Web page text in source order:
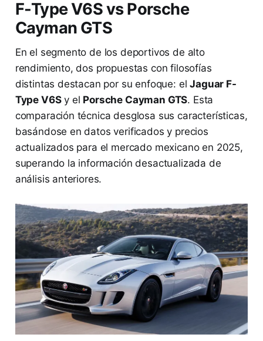
F-Type V6S vs Porsche
Cayman GTS
En el segmento de los deportivos de alto
rendimiento, dos propuestas con filosofías
distintas destacan por su enfoque: elJaguar F-
Type V6Sy el Porsche Cayman GTS. Esta
comparación técnica desglosa sus características,
basándose en datos verificados y precios
actualizados para el mercado mexicano en 2025,
superando la información desactualizada de
análisis anteriores.